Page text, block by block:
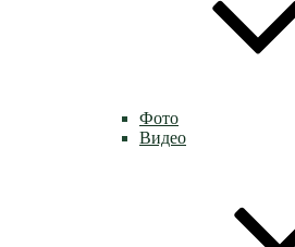
Фото
Видео